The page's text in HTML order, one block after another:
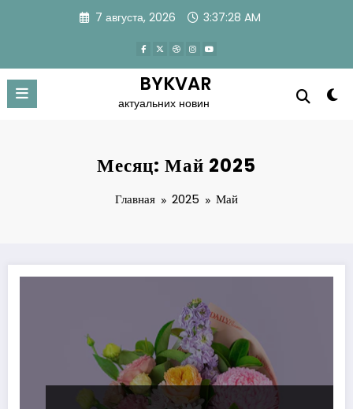
7 августа, 2026 3:37:29 AM
BYKVAR
актуальних новин
Месяц: Май 2025
Главная 2025 Май